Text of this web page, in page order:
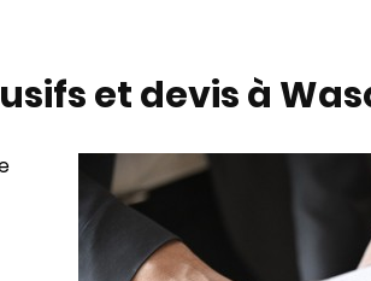
et devis à